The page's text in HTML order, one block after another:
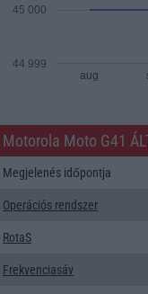
aug
44 999
45 000
Motorola Moto G41
Megjelenés időpontja
Operációs rendszer
RotaS
Frekvenciasáv